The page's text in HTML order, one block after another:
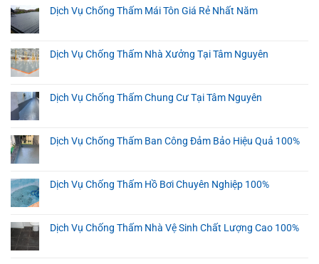
Dịch Vụ Chống Thấm Mái Tôn Giá Rẻ Nhất Năm
Dịch Vụ Chống Thấm Nhà Xưởng Tại Tâm Nguyên
Dịch Vụ Chống Thấm Chung Cư Tại Tâm Nguyên
Dịch Vụ Chống Thấm Ban Công Đảm Bảo Hiệu Quả 100%
Dịch Vụ Chống Thấm Hồ Bơi Chuyên Nghiệp 100%
Dịch Vụ Chống Thấm Nhà Vệ Sinh Chất Lượng Cao 100%